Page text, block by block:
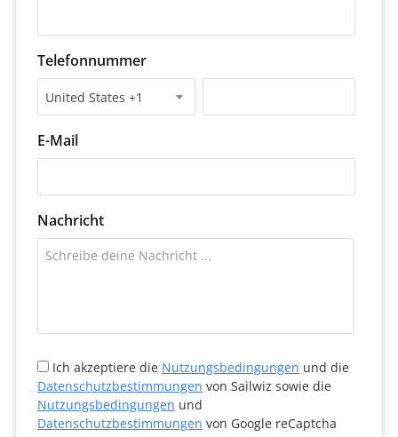
Telefonnummer
United States +1
E-Mail
Nachricht
Ich akzeptiere die Nutzungsbedingungen und die
Datenschutzbestimmungen von Sailwiz sowie die
Nutzungsbedingungen und
Datenschutzbestimmungen von Google reCaptcha